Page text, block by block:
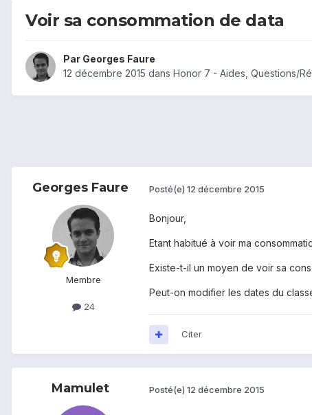
Voir sa consommation de data
Par Georges Faure
12 décembre 2015 dans Honor 7 - Aides, Questions/
Georges Faure
Membre
24
Posté(e) 12 décembre 2015
Bonjour,
Etant habitué à voir ma
Existe-t-il un moyen de voir sa
Peut-on modifier les dates du
Citer
Mamulet Posté(e) 12 décembre 2015